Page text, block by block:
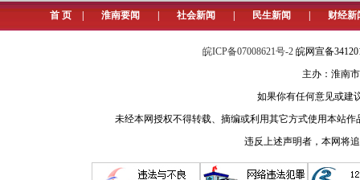
首 页 淮南要闻 社会新闻 民生新闻 财经新
皖ICP备07008621号-2 皖网宣备
主办：淮南
如果你有任何意见或建
未经本网授权不得转载、摘编或利用其它方式使用本站
违反上述声明者，本网将